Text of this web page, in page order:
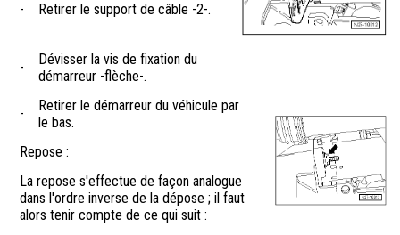
-
Retirer le support de câble -2-.
-
Dévisser la vis de fixation du
démarreur -flèche-.
-
Retirer le démarreur du véhicule par
le bas.
Repose :
La repose s'effectue de façon analogue
dans l'ordre inverse de la dépose ; il faut
alors tenir compte de ce qui suit :